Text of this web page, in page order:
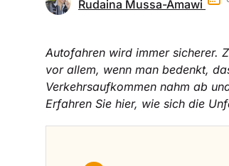
Rudaina Mussa-Amawi
Autofahren wird immer sicherer.
vor allem, wenn man bedenkt,
Verkehrsaufkommen nahm ab
Erfahren Sie hier, wie sich die